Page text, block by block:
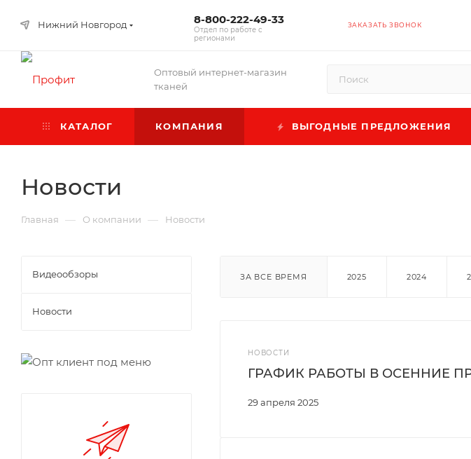
Нижний Новгород 8-800-222-49-33
Отдел по работе с
регионами
ЗАКАЗАТЬ ЗВОНОК
Оптовый интернет-магазин
тканей
КАТАЛОГ КОМПАНИЯ ВЫГОДНЫЕ ПРЕДЛОЖЕНИЯ
Новости
Главная — О компании — Новости
ЗА ВСЕ ВРЕМЯ 2025 2024
НОВОСТИ
29 апреля 2025
ГРАФИК РАБОТЫ В ОСЕННИЕ
Видеообзоры
Новости